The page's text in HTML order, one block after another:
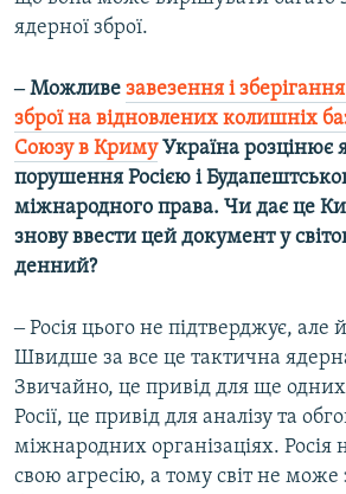
ядерної зброї.
‒ Можливе завезення і
зброї на відновлених колишніх
Союзу в КримуУкраїна розцінює
порушення Росією і
міжнародного права. Чи дає це
знову ввести цей документ у
денний?
‒ Росія цього не підтверджує, але
Швидше за все це тактична
Звичайно, це привід для ще
Росії, це привід для аналізу та
міжнародних організаціях. Росія
свою агресію, а тому світ не